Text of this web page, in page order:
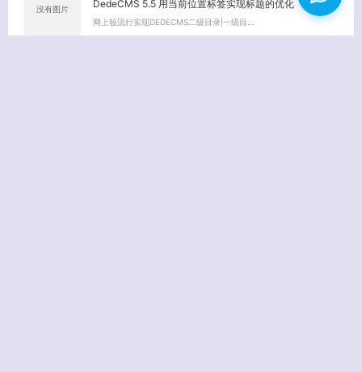
没有图片 DedeCMS 5.5 用当前位置标签实现标题的优化
网上较流行实现DEDECMS二级目录|一级目…